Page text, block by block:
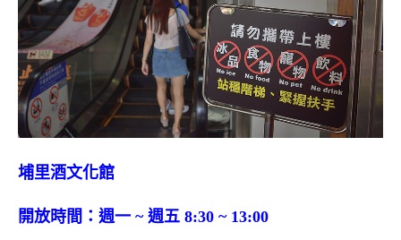
埔里酒文化館
開放時間：週一 ~ 週五 8:30 ~ 13:00